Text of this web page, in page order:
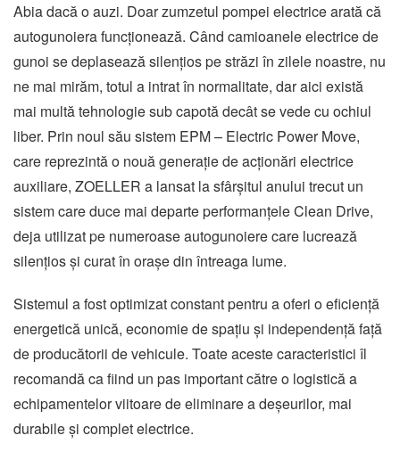
Abia dacă o auzi. Doar zumzetul pompei electrice arată că
autogunoiera funcționează. Când camioanele electrice de
gunoi se deplasează silențios pe străzi în zilele noastre, nu
ne mai mirăm, totul a intrat în normalitate, dar aici există
mai multă tehnologie sub capotă decât se vede cu ochiul
liber. Prin noul său sistem EPM – Electric Power Move,
care reprezintă o nouă generație de acționări electrice
auxiliare, ZOELLER a lansat la sfârșitul anului trecut un
sistem care duce mai departe performanțele Clean Drive,
deja utilizat pe numeroase autogunoiere care lucrează
silențios și curat în orașe din întreaga lume.
Sistemul a fost optimizat constant pentru a oferi o eficiență
energetică unică, economie de spațiu și independență față
de producătorii de vehicule. Toate aceste caracteristici îl
recomandă ca fiind un pas important către o logistică a
echipamentelor viitoare de eliminare a deșeurilor, mai
durabile și complet electrice.